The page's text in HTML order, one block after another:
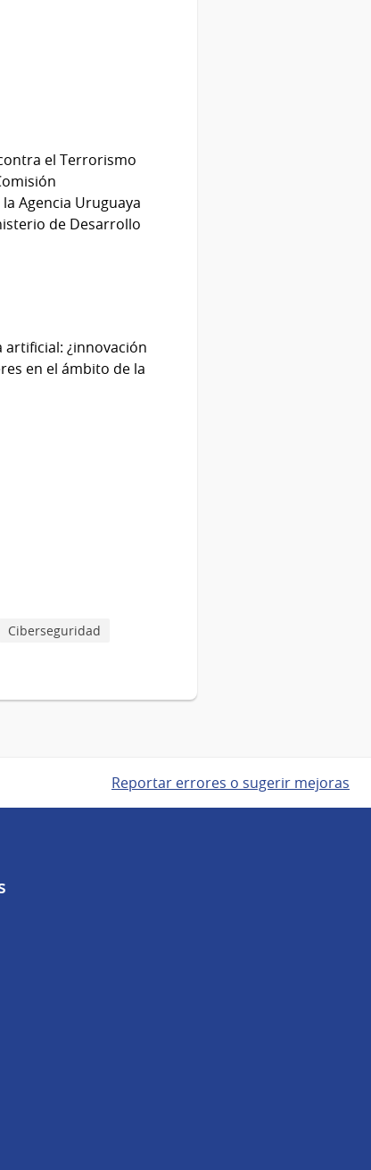
el Terrorismo
Agencia Uruguaya
de Desarrollo
artificial: ¿innovación
en el ámbito de la
Ciberseguridad
Reportar errores o sugerir mejoras